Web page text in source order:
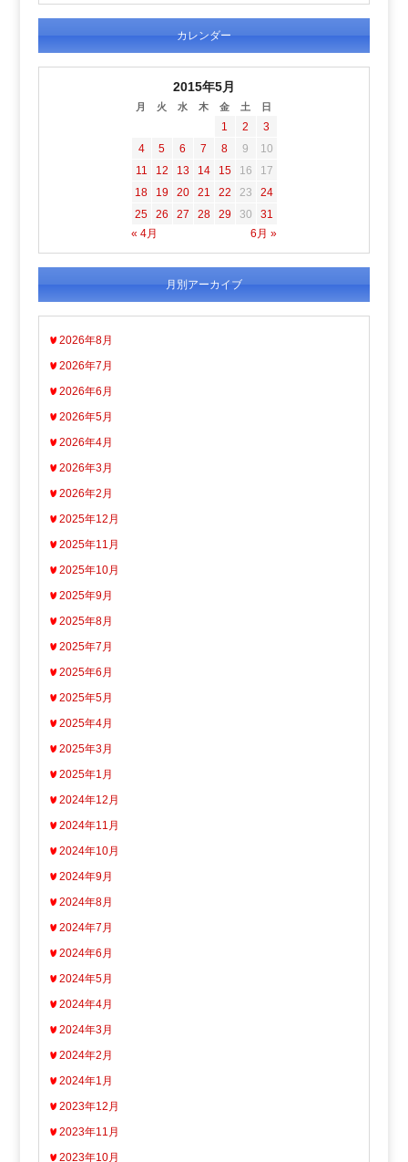
カレンダー
2015年5月
月 火 水 木 金 土 日
« 4月 6月 »
1 2
3
4
5 6 7 8 9
10
11
12 13 14 15 16
17
18
19 20 21 22 23
24
25
26 27 28 29 30 31
月別アーカイブ
2026年8月
2026年7月
2026年6月
2026年5月
2026年4月
2026年3月
2026年2月
2025年12月
2025年11月
2025年10月
2025年9月
2025年8月
2025年7月
2025年6月
2025年5月
2025年4月
2025年3月
2025年1月
2024年12月
2024年11月
2024年10月
2024年9月
2024年8月
2024年7月
2024年6月
2024年5月
2024年4月
2024年3月
2024年2月
2024年1月
2023年12月
2023年11月
2023年10月